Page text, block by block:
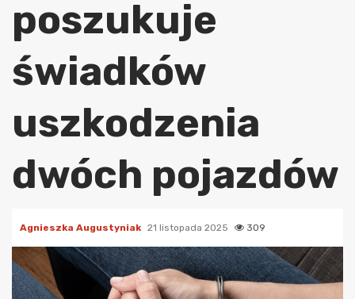
poszukuje
świadków
uszkodzenia
dwóch pojazdów
Agnieszka Augustyniak 21 listopada 2025 309